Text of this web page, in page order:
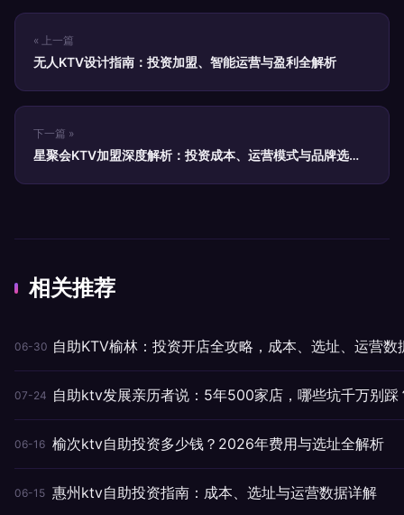
« 上一篇
无人KTV设计指南：投资加盟、智能运营与盈利全解析
下一篇 »
星聚会KTV加盟深度解析：投资成本、运营模式与品牌选择
相关推荐
06-30 自助KTV榆林：投资开店全攻略，成本、选址、运营数
07-24 自助ktv发展亲历者说：5年500家店，哪些坑千万别踩
06-16 榆次ktv自助投资多少钱？2026年费用与选址全解析
06-15 惠州ktv自助投资指南：成本、选址与运营数据详解